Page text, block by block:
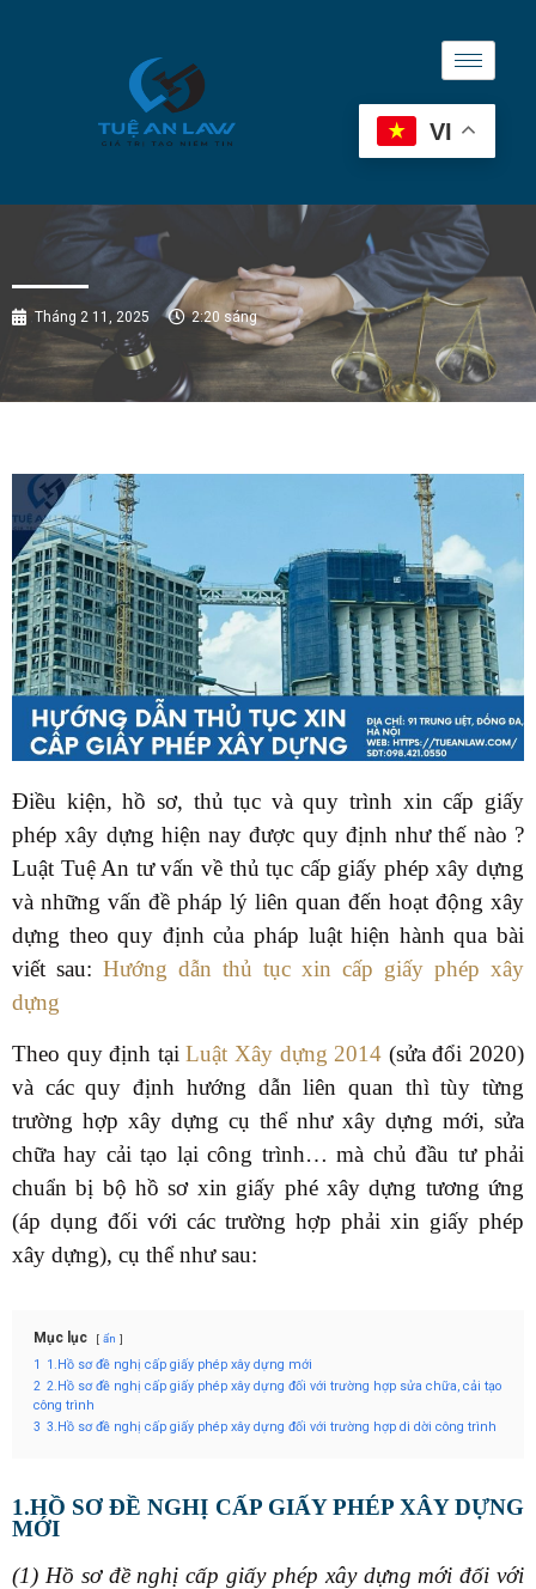
VI
Tháng 2 11, 2025 2:20 sáng
Điều kiện, hồ sơ, thủ tục và quy trình xin cấp giấy
phép xây dựng hiện nay được quy định như thế nào ?
Luật Tuệ An tư vấn về thủ tục cấp giấy phép xây dựng
và những vấn đề pháp lý liên quan đến hoạt động xây
dựng theo quy định của pháp luật hiện hành qua bài
viết sau: Hướng dẫn thủ tục xin cấp giấy phép xây
dựng
Theo quy định tạiLuật Xây dựng 2014 (sửa đổi 2020)
và các quy định hướng dẫn liên quan thì tùy từng
trường hợp xây dựng cụ thể như xây dựng mới, sửa
chữa hay cải tạo lại công trình… mà chủ đầu tư phải
chuẩn bị bộ hồ sơ xin giấy phé xây dựng tương ứng
(áp dụng đối với các trường hợp phải xin giấy phép
xây dựng), cụ thể như sau:
Mục lục ẩn
1
1.Hồ sơ đề nghị cấp giấy phép xây dựng mới
2 2.Hồ sơ đề nghị cấp giấy phép xây dựng đối với trường hợp sửa chữa, cải tạo
công trình
3 3.Hồ sơ đề nghị cấp giấy phép xây dựng đối với trường hợp di dời công trình
1.HỒ SƠ ĐỀ NGHỊ CẤP GIẤY PHÉP XÂY DỰNG
MỚI
(1) Hồ sơ đề nghị cấp giấy phép xây dựng mới đối với